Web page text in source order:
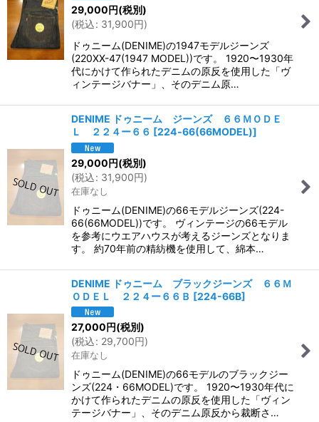
29,000円(税別)
(税込: 31,900円)
ドゥニーム(DENIME)の1947モデルジーンズ
(220XX-47(1947 MODEL))です。 1920〜1930年
代にかけて作られたデニムの原反を使用した「ヴ
ィンテージバナー」、そのデニム原…
DENIME ドゥニーム ジーンズ ６６ＭＯＤＥ
Ｌ ２２４ー６６ [224‐66(66MODEL)]
29,000円(税別)
(税込: 31,900円)
在庫なし
ドゥニーム(DENIME)の66モデルジーンズ(224-
66(66MODEL))です。 ヴィンテージの66モデル
を参考にウエアハウスが考えるジーンズとなりま
す。 約70年前の精紡機を使用して、綿本…
DENIME ドゥニーム ブラックジーンズ ６６Ｍ
ＯＤＥＬ ２２４ー６６Ｂ [224-66B]
27,000円(税別)
(税込: 29,700円)
在庫なし
ドゥニーム(DENIME)の66モデルのブラックジー
ンズ(224・66MODEL)です。 1920〜1930年代に
かけて作られたデニムの原反を使用した「ヴィン
テージバナー」、そのデニム原反から裁断さ…